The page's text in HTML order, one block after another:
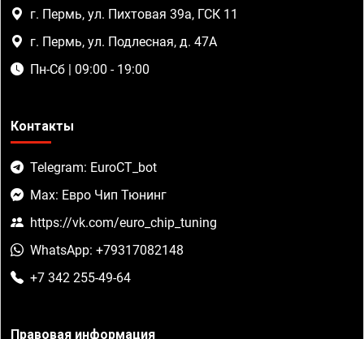
г. Пермь, ул. Пихтовая 39а, ГСК 11
г. Пермь, ул. Подлесная, д. 47А
Пн-Сб | 09:00 - 19:00
Контакты
Telegram: EuroCT_bot
Max: Евро Чип Тюнинг
https://vk.com/euro_chip_tuning
WhatsApp: +79317082148
+7 342 255-49-64
Правовая информация